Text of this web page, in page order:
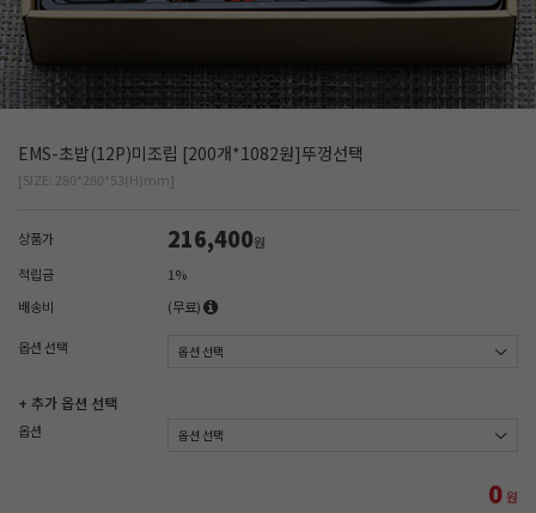
EMS-초밥(12P)미조립 [200개*1082원]뚜껑선택
[SIZE: 280*280*53(H)mm]
상품가 216,400원
적립금
1%
배송비
(무료)
옵션 선택
+ 추가 옵션 선택
옵션
0원